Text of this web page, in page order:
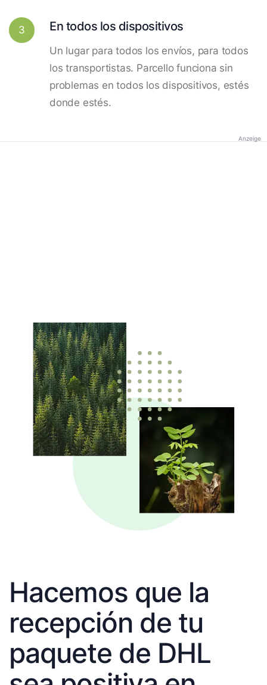
3 En todos los dispositivos
Un lugar para todos los envíos, para todos
los transportistas. Parcello funciona sin
problemas en todos los dispositivos, estés
donde estés.
Anzeige
Hacemos que la
recepción de tu
paquete de DHL